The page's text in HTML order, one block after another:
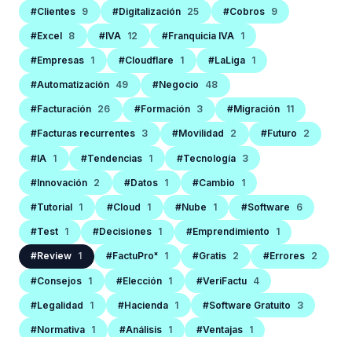
#Clientes 9 #Digitalización 25 #Cobros 9
#Excel 8 #IVA 12 #Franquicia IVA 1
#Empresas 1 #Cloudflare 1 #LaLiga 1
#Automatización 49 #Negocio 48
#Facturación 26 #Formación 3 #Migración 11
#Facturas recurrentes 3 #Movilidad 2 #Futuro 2
#IA 1 #Tendencias 1 #Tecnología 3
#Innovación 2 #Datos 1 #Cambio 1
#Tutorial 1 #Cloud 1 #Nube 1 #Software 6
#Test 1 #Decisiones 1 #Emprendimiento 1
#Review 1 #FactuProˣ 1 #Gratis 2 #Errores 2
#Consejos 1 #Elección 1 #VeriFactu 4
#Legalidad 1 #Hacienda 1 #Software Gratuito 3
#Normativa 1 #Análisis 1 #Ventajas 1